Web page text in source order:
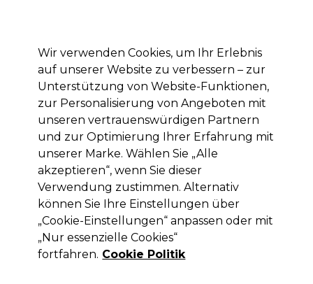
Anmelden
Marken Deals Haare Elektrogeräte Saloneinrichtung
Lieferung und Lieferzeiten
– mehr erfahren
Sibel Klettwickler Hook & Loop
Ø13mm Rot, 12 St.
(7)
2,24 €ohne MwSt.
(PROFI-PREIS)
2,67 €inkl. MwSt.)
Wir verwenden Cookies, um Ihr Erlebnis
auf unserer Website zu verbessern – zur
Unterstützung von Website-Funktionen,
zur Personalisierung von Angeboten mit
unseren vertrauenswürdigen Partnern
und zur Optimierung Ihrer Erfahrung mit
unserer Marke. Wählen Sie „Alle
akzeptieren“, wenn Sie dieser
Verwendung zustimmen. Alternativ
können Sie Ihre Einstellungen über
„Cookie-Einstellungen“ anpassen oder mit
„Nur essenzielle Cookies“
fortfahren. Cookie Politik